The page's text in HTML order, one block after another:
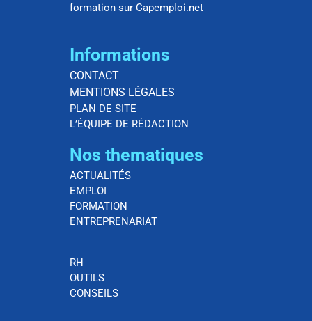
formation sur Capemploi.net
Informations
CONTACT
MENTIONS LÉGALES
PLAN DE SITE
L’ÉQUIPE DE RÉDACTION
Nos thematiques
ACTUALITÉS
EMPLOI
FORMATION
ENTREPRENARIAT
RH
OUTILS
CONSEILS